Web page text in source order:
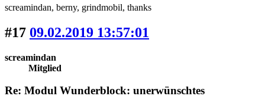
screamindan, berny, grindmobil, thanks
#17 09.02.2019 13:57:01
screamindan
Mitglied
Re: Modul Wunderblock: unerwünschtes